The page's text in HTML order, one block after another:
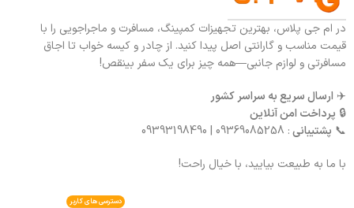
در ام جی پلاس، بهترین تجهیزات کمپینگ، مسافرت و ماجراجویی را با
قیمت مناسب و گارانتی اصل پیدا کنید. از چادر و کیسه خواب تا اجاق
مسافرتی و لوازم جانبی—همه چیز برای یک سفر بینقص!
✈️ ارسال سریع به سراسر کشور
🔒 پرداخت امن آنلاین
📞 پشتیبانی: 09369085258 | 09393198490
با ما به طبیعت بیایید، با خیال راحت!
دسترسی های کاربر